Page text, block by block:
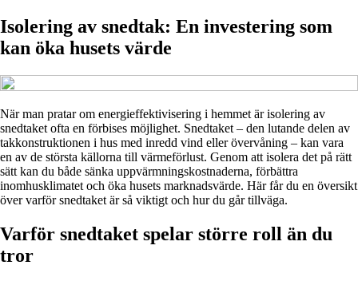
Isolering av snedtak: En investering som
kan öka husets värde
När man pratar om energieffektivisering i hemmet är isolering av
snedtaket ofta en förbises möjlighet. Snedtaket – den lutande delen av
takkonstruktionen i hus med inredd vind eller övervåning – kan vara
en av de största källorna till värmeförlust. Genom att isolera det på rätt
sätt kan du både sänka uppvärmningskostnaderna, förbättra
inomhusklimatet och öka husets marknadsvärde. Här får du en översikt
över varför snedtaket är så viktigt och hur du går tillväga.
Varför snedtaket spelar större roll än du
tror